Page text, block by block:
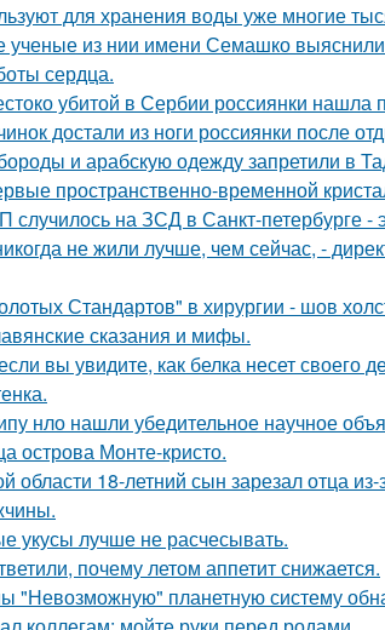
для хранения воды уже многие
ученые из нии имени Семашко
сердца.
убитой в Сербии россиянки нашла
достали из ноги россиянки после
и арабскую одежду запретили в
пространственно-временной
случилось на ЗСД в Санкт-петербурге -
не жили лучше, чем сейчас, -
Стандартов" в хирургии - шов
сказания и мифы.
вы увидите, как белка несет своего
нло нашли убедительное научное
острова Монте-кристо.
области 18-летний сын зарезал отца
укусы лучше не расчесывать.
почему летом аппетит снижается.
"Невозможную" планетную систему